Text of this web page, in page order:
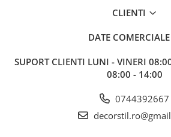
CLIENTI
DATE COMERCIALE
SUPORT CLIENTI LUNI - VINERI
08:00 - 14:00
0744392667